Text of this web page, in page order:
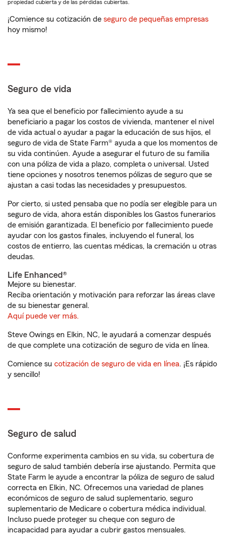
propiedad cubierta y de las pérdidas cubiertas.
¡Comience su cotización de seguro de pequeñas empresas
hoy mismo!
Seguro de vida
Ya sea que el beneficio por fallecimiento ayude a su
beneficiario a pagar los costos de vivienda, mantener el nivel
de vida actual o ayudar a pagar la educación de sus hijos, el
seguro de vida de State Farm® ayuda a que los momentos de
su vida continúen. Ayude a asegurar el futuro de su familia
con una póliza de vida a plazo, completa o universal. Usted
tiene opciones y nosotros tenemos pólizas de seguro que se
ajustan a casi todas las necesidades y presupuestos.
Por cierto, si usted pensaba que no podía ser elegible para un
seguro de vida, ahora están disponibles los Gastos funerarios
de emisión garantizada. El beneficio por fallecimiento puede
ayudar con los gastos finales, incluyendo el funeral, los
costos de entierro, las cuentas médicas, la cremación u otras
deudas.
Life Enhanced®
Mejore su bienestar.
Reciba orientación y motivación para reforzar las áreas clave
de su bienestar general.
Aquí puede ver más.
Steve Owings en Elkin, NC, le ayudará a comenzar después
de que complete una cotización de seguro de vida en línea.
Comience su cotización de seguro de vida en línea. ¡Es rápido
y sencillo!
Seguro de salud
Conforme experimenta cambios en su vida, su cobertura de
seguro de salud también debería irse ajustando. Permita que
State Farm le ayude a encontrar la póliza de seguro de salud
correcta en Elkin, NC. Ofrecemos una variedad de planes
económicos de seguro de salud suplementario, seguro
suplementario de Medicare o cobertura médica individual.
Incluso puede proteger su cheque con seguro de
incapacidad para ayudar a cubrir gastos mensuales.